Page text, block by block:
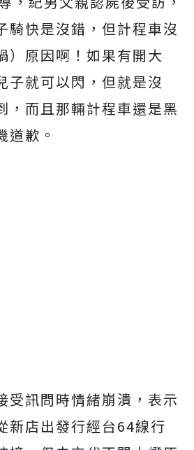
騎快是沒錯，但計程車沒
）原因啊！如果有開大
子就可以閃，但就是沒
，而且那輛計程車還是黑
道歉。
受訊問時情緒崩潰，表示
新店出發行經台64線行